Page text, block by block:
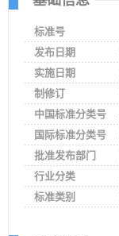
标准号
发布日期
实施日期
制修订
中国标准分类号
国际标准分类号
批准发布部门
行业分类
标准类别